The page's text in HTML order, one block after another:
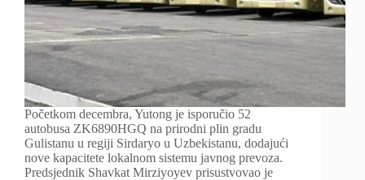
Početkom decembra, Yutong je isporučio 52
autobusa ZK6890HGQ na prirodni plin gradu
Gulistanu u regiji Sirdaryo u Uzbekistanu, dodajući
nove kapacitete lokalnom sistemu javnog prevoza.
Predsjednik Shavkat Mirziyoyev prisustvovao je